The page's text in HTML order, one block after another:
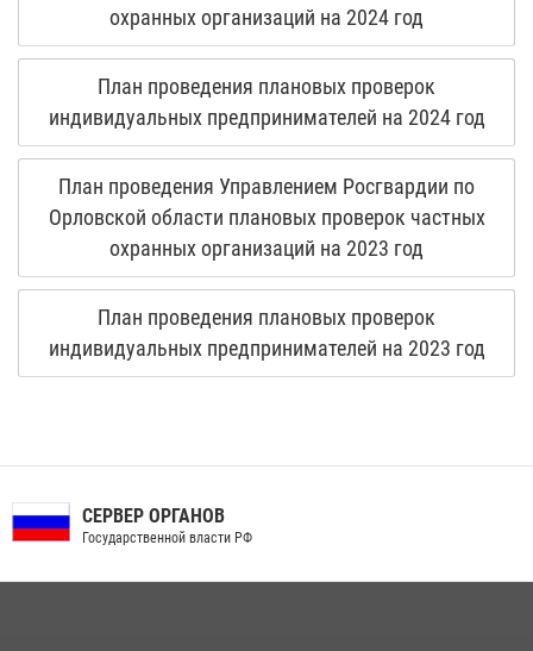
охранных организаций на 2024 год
План проведения плановых проверок
индивидуальных предпринимателей на 2024 год
План проведения Управлением Росгвардии по
Орловской области плановых проверок частных
охранных организаций на 2023 год
План проведения плановых проверок
индивидуальных предпринимателей на 2023 год
СЕРВЕР ОРГАНОВ
Государственной власти РФ